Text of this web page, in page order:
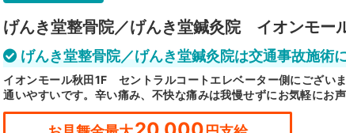
げんき堂整骨院／げんき堂鍼灸院 イオンモー
げんき堂整骨院／げんき堂鍼灸院は交通事故施術
イオンモール秋田1F セントラルコートエレベーター側にござい
通いやすいです。辛い痛み、不快な痛みは我慢せずにお気軽にお声